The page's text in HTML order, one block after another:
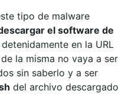
tipo de malware
el software de
en la URL
la misma no vaya a ser
sin saberlo y a ser
del archivo descargado